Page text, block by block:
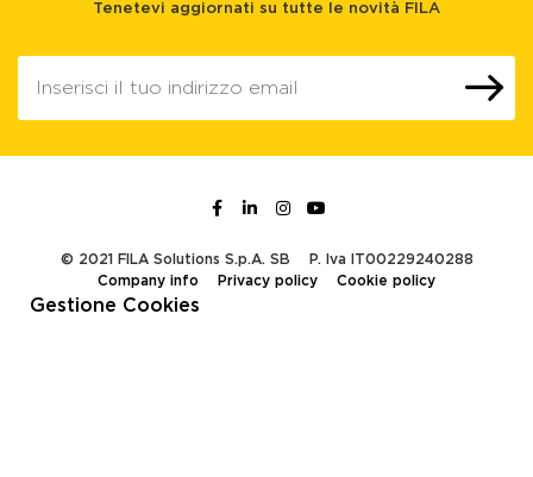
Tenetevi aggiornati su tutte le novità FILA
© 2021 FILA Solutions S.p.A. SB
P. Iva IT00229240288
Company info
Privacy policy Cookie policy
Gestione Cookies